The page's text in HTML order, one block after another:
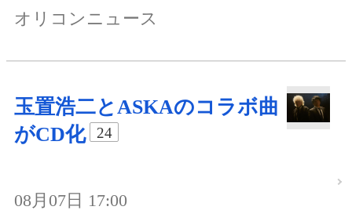
オリコンニュース
玉置浩二とASKAのコラボ曲
がCD化
24
08月07日 17:00